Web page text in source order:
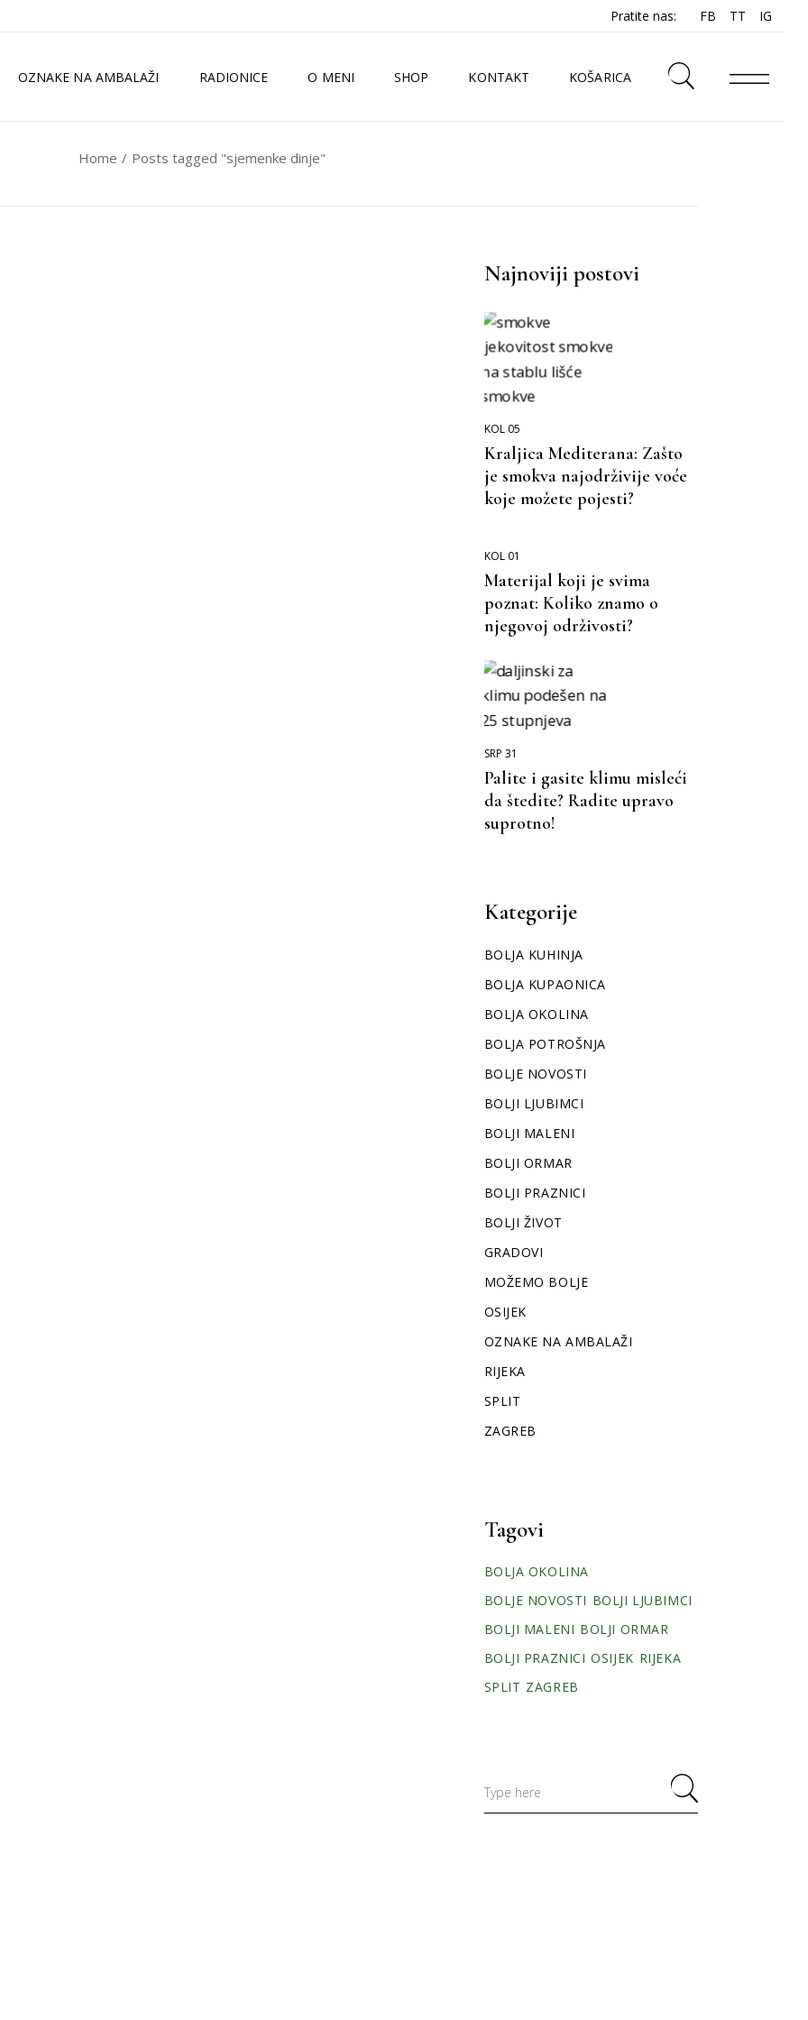
Pratite nas: FB TT IG
OZNAKE NA AMBALAŽI RADIONICE O MENI
TKO SAM JA?
SHOP KONTAKT KOŠARICA
Home Posts tagged "sjemenke dinje"
Najnoviji postovi
KOL 05
Kraljica Mediterana: Zašto
je smokva najodrživije voće
koje možete pojesti?
KOL 01
Materijal koji je svima
poznat: Koliko znamo o
njegovoj održivosti?
SRP 31
Palite i gasite klimu misleći
da štedite? Radite upravo
suprotno!
Kategorije
BOLJA KUHINJA
BOLJA KUPAONICA
BOLJA OKOLINA
BOLJA POTROŠNJA
BOLJE NOVOSTI
BOLJI LJUBIMCI
BOLJI MALENI
BOLJI ORMAR
BOLJI PRAZNICI
BOLJI ŽIVOT
GRADOVI
MOŽEMO BOLJE
OSIJEK
OZNAKE NA AMBALAŽI
RIJEKA
SPLIT
ZAGREB
Tagovi
BOLJA OKOLINA
BOLJE NOVOSTI BOLJI LJUBIMCI
BOLJI MALENI BOLJI ORMAR
BOLJI PRAZNICI OSIJEK RIJEKA
SPLIT ZAGREB
for: